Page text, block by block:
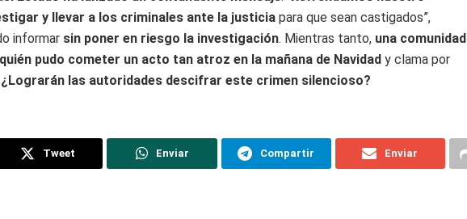
y llevar a los criminales ante la justicia para que sean castigados”,
informar sin poner en riesgo la investigación. Mientras tanto, una comunidad
pudo cometer un acto tan atroz en la mañana de Navidad y clama por
¿Lograrán las autoridades descifrar este crimen silencioso?
Tweet Enviar Compartir Enviar